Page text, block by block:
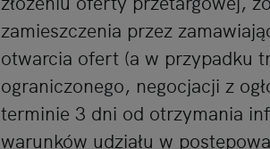
zamieszczenia przez
otwarcia ofert (a w przypadku
ograniczonego, negocjacji z
terminie 3 dni od otrzymania
warunków udziału w